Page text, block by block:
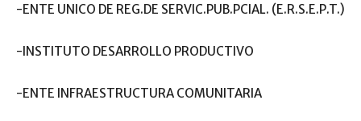
-ENTE UNICO DE REG.DE SERVIC.PUB.PCIAL. (E.R.S.E.P.T.)
-INSTITUTO DESARROLLO PRODUCTIVO
-ENTE INFRAESTRUCTURA COMUNITARIA